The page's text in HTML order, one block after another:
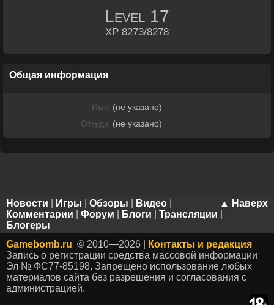
Level 17
XP 8273/8278
Общая информация
Имя (не указано)
Откуда (не указано)
▲ Наверх
Новости Игры Обзоры Видео
Комментарии
Форум Блоги Трансляции
Блогеры
Gamebomb.ru © 2010—2026 |
Контакты и редакция
Запись о регистрации средства массовой информации
Эл № ФС77-85198. Запрещено использование любых
материалов сайта без разрешения и согласования с
администрацией.